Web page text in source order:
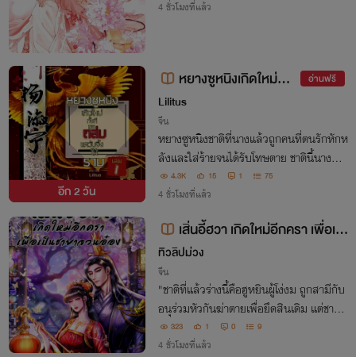
4 ชั่วโมงที่แล้ว
อีก2 วัน
หยางซูหนิงเกิดใหม่ทั้ง
ทีขอถล่มแคว้นจิ้งให้ราบ
อ่านฟรี
Lilitus
จีน
หยางซูหนิงชาติที่นางแล้วถูกคนที่ตนรักหักห
ลังและใส่ร้ายจนได้รับโทษตาย ชาตินี้นางมีโอ
กาสได้มีชีวิตอีกครั้งจะขอคิดบัญชีหนี้แค้นคือ
การทำลายแคว้นจิ้งที่พวกมันภาคภูมิให้ราบเ
ป็นหน้ากอง!
4.3K 15 1 75
4 ชั่วโมงที่แล้ว
เสิ่นอี้ฮวา เกิดใหม่อีกครา เพื่อเป็
นชายาจวนอ๋อง
ทิวลิปม่วง
จีน
"ชาติที่แล้วร่างนี้คือฮูหยินผู้โง่งม ถูกสามีกับ
อนุร่วมหัวกันฆ่าตายเพื่อยึดสินเดิม แต่ชาตินี้
ข้าจะเป็นชายาจวนอ๋อง และจะล้างแค้นสามีช
าติชั่วกับชู้สารเลวให้สาแก่ใจ สินเดิมของข้า ใ
323 1 0 9
4 ชั่วโมงที่แล้ว